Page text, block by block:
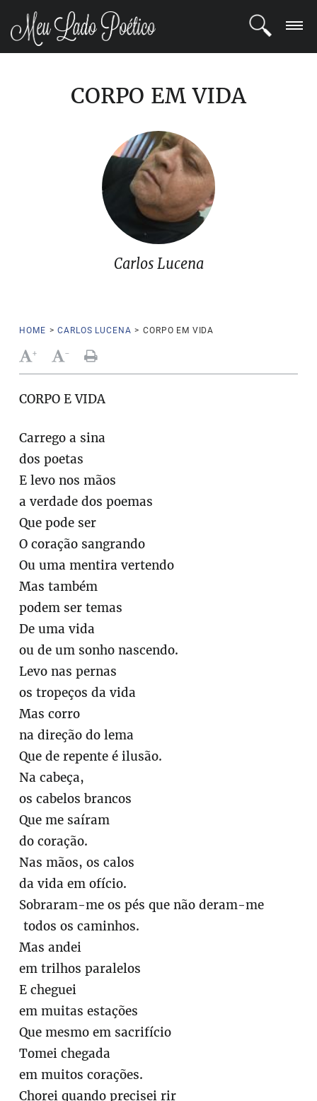
REGISTROCORPO EM VIDA
Carlos Lucena
HOME > CARLOS LUCENA > CORPO EM VIDA
+ -
CORPO E VIDA
Carrego a sina
dos poetas
E levo nos mãos
a verdade dos poemas
Que pode ser
O coração sangrando
Ou uma mentira vertendo
Mas também
podem ser temas
De uma vida
ou de um sonho nascendo.
Levo nas pernas
os tropeços da vida
Mas corro
na direção do lema
Que de repente é ilusão.
Na cabeça,
os cabelos brancos
Que me saíram
do coração.
Nas mãos, os calos
da vida em ofício.
Sobraram-me os pés que não deram-me
todos os caminhos.
Mas andei
em trilhos paralelos
E cheguei
em muitas estações
Que mesmo em sacrifício
Tomei chegada
em muitos corações.
Chorei quando precisei rir